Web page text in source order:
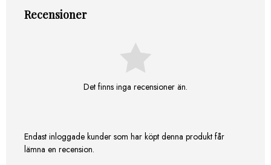
Recensioner
Det finns inga recensioner än.
Endast inloggade kunder som har köpt denna produkt får
lämna en recension.